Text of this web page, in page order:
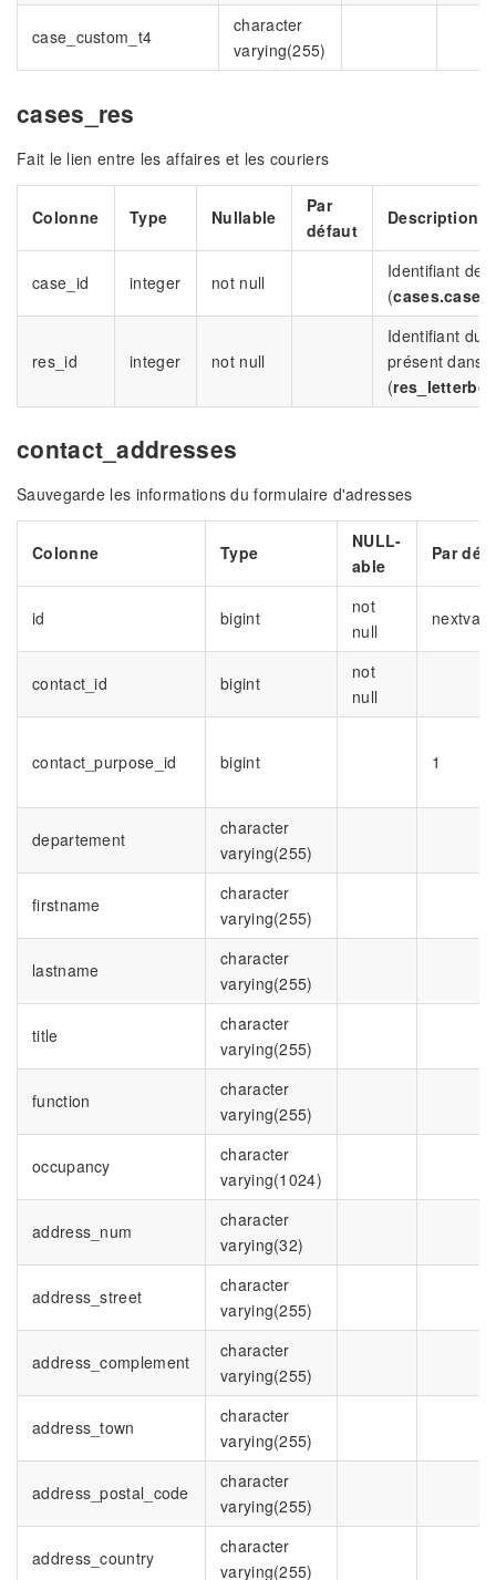
case_custom_t4
character
varying(255)
cases_res
Fait le lien entre les affaires et les couriers
Colonne Type Nullable
Par
défaut
Description
case_id integer not null
Identifiant de
(
res_id integer not null
Identifiant du
présent dans
(
contact_addresses
Sauvegarde les informations du formulaire d'adresses
Colonne Type
NULL-
able
Par
id bigint
not
null
contact_id bigint
not
null
contact_purpose_id bigint 1
departement
character
varying(255)
firstname
character
varying(255)
lastname
character
varying(255)
title
character
varying(255)
function
character
varying(255)
occupancy
character
varying(1024)
address_num
character
varying(32)
address_street
character
varying(255)
address_complement
character
varying(255)
address_town
character
varying(255)
address_postal_code
character
varying(255)
address_country
character
varying(255)